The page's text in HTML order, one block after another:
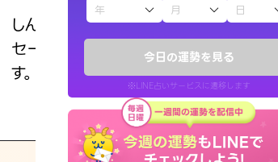
今日の運勢を見る
※LINE占いサービスに遷移します
えもじの子（占）12星座占い
お知らせ
しんどくなってましたが、先生のメッ
セージを読み返してお守りにしてま
す。
40代 女性